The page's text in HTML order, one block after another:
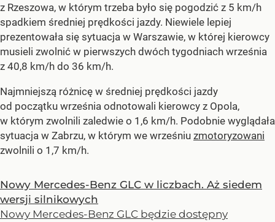
z Rzeszowa, w którym trzeba było się pogodzić z 5 km/h
spadkiem średniej prędkości jazdy. Niewiele lepiej
prezentowała się sytuacja w Warszawie, w której kierowcy
musieli zwolnić w pierwszych dwóch tygodniach września
z 40,8 km/h do 36 km/h.
Najmniejszą różnicę w średniej prędkości jazdy
od początku września odnotowali kierowcy z Opola,
w którym zwolnili zaledwie o 1,6 km/h. Podobnie wyglądała
sytuacja w Zabrzu, w którym we wrześniu zmotoryzowani
zwolnili o 1,7 km/h.
Nowy Mercedes-Benz GLC w liczbach. Aż siedem
wersji silnikowych
Nowy Mercedes-Benz GLC będzie dostępny